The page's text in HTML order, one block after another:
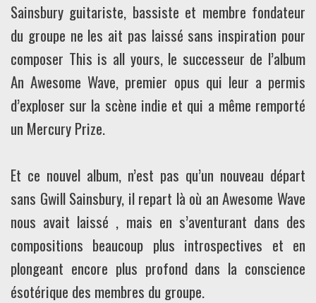
Sainsbury guitariste, bassiste et membre fondateur
du groupe ne les ait pas laissé sans inspiration pour
composer This is all yours, le successeur de l’album
An Awesome Wave, premier opus qui leur a permis
d’exploser sur la scène indie et qui a même remporté
un Mercury Prize.
Et ce nouvel album, n’est pas qu’un nouveau départ
sans Gwill Sainsbury, il repart là où an Awesome Wave
nous avait laissé , mais en s’aventurant dans des
compositions beaucoup plus introspectives et en
plongeant encore plus profond dans la conscience
ésotérique des membres du groupe.